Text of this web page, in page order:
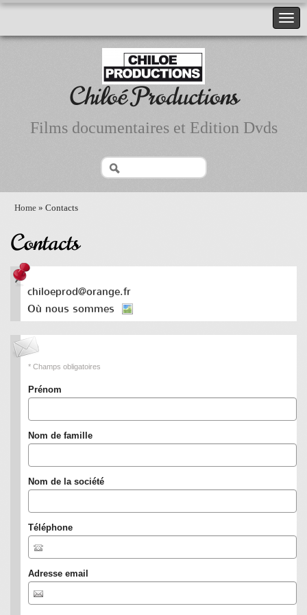
Chiloé Productions
Films documentaires et Edition Dvds
Home » Contacts
Contacts
chiloeprod@orange.fr
Où nous sommes
* Champs obligatoires
Prénom
Nom de famille
Nom de la société
Téléphone
Adresse email